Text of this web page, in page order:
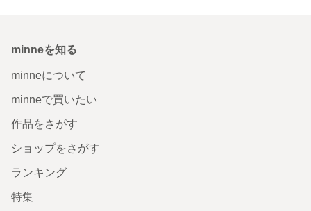
minneを知る
minneについて
minneで買いたい
作品をさがす
ショップをさがす
ランキング
特集